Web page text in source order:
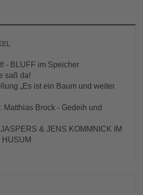
- BLUFF im Speicher
saß da!
„Es ist ein Baum und weiter
Matthias Brock - Gedeih und
& JENS KOMMNICK IM
HUSUM